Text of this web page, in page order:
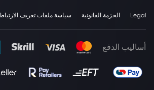
Legal الحزمة القانونية سياسة ملفات تعريف
أساليب الدفع